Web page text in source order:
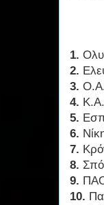
1.
2.
3.
4.
5.
6.
7.
8.
9.
10.